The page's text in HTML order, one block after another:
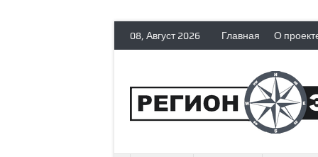
08, Август 2026 Главная О